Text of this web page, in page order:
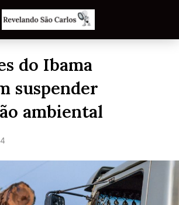
do Ibama
suspender
ambiental